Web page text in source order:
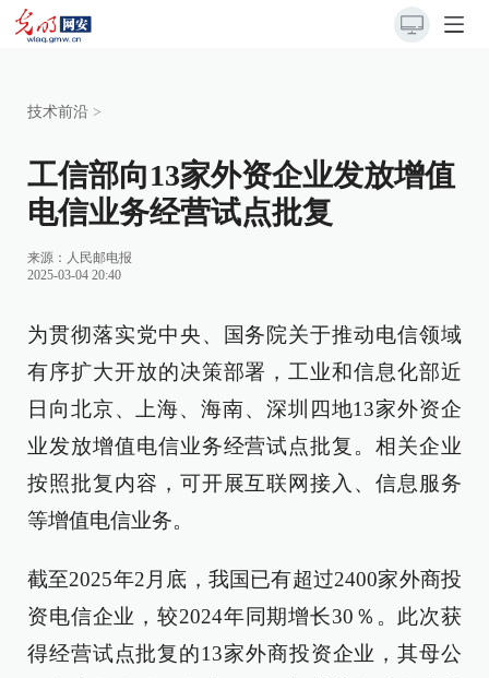
技术前沿 >
工信部向13家外资企业发放增值
电信业务经营试点批复
来源： 人民邮电报
2025-03-04 20:40
为贯彻落实党中央、国务院关于推动电信领域
有序扩大开放的决策部署，工业和信息化部近
日向北京、上海、海南、深圳四地13家外资企
业发放增值电信业务经营试点批复。相关企业
按照批复内容，可开展互联网接入、信息服务
等增值电信业务。
截至2025年2月底，我国已有超过2400家外商投
资电信企业，较2024年同期增长30％。此次获
得经营试点批复的13家外商投资企业，其母公